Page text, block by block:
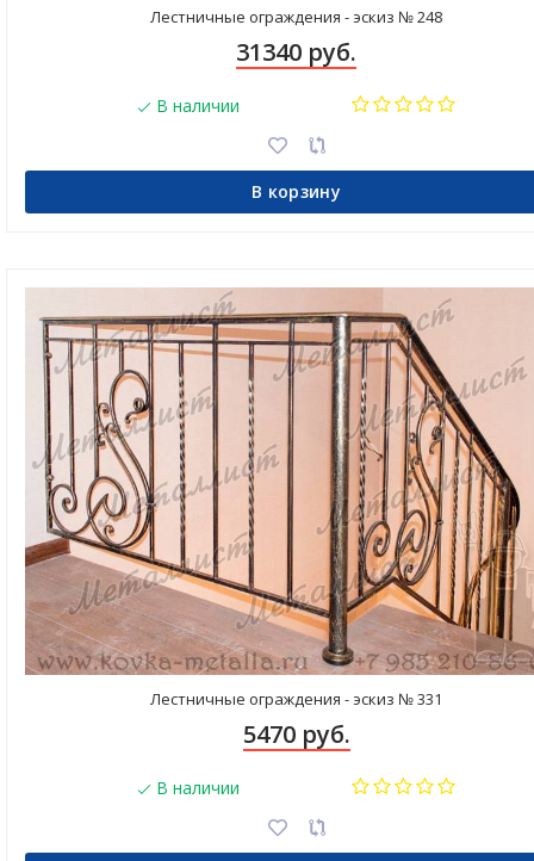
Лестничные ограждения - эскиз № 248
31340 руб.
В наличии
В корзину
Лестничные ограждения - эскиз № 331
5470 руб.
В наличии